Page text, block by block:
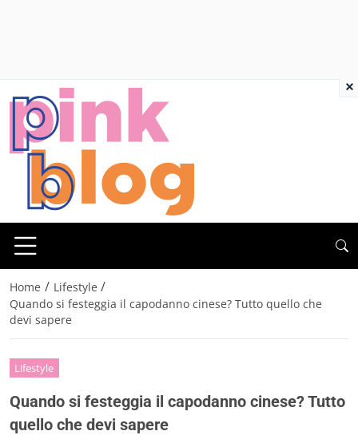
Home / Lifestyle /
Quando si festeggia il capodanno cinese? Tutto quello che
devi sapere
Lifestyle
Quando si festeggia il capodanno cinese? Tutto
quello che devi sapere
×